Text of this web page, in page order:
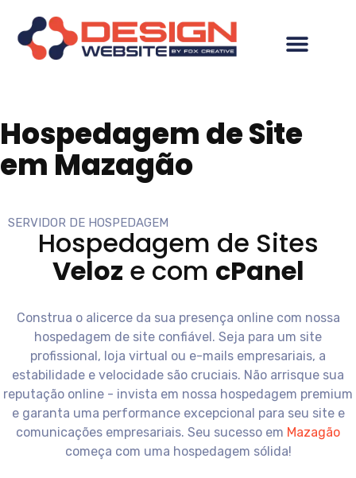
Hospedagem de Site
em Mazagão
SERVIDOR DE HOSPEDAGEM
Hospedagem de Sites
Veloz e com cPanel
Construa o alicerce da sua presença online com nossa
hospedagem de site confiável. Seja para um site
profissional, loja virtual ou e-mails empresariais, a
estabilidade e velocidade são cruciais. Não arrisque sua
reputação online - invista em nossa hospedagem premium
e garanta uma performance excepcional para seu site e
comunicações empresariais. Seu sucesso em Mazagão
começa com uma hospedagem sólida!